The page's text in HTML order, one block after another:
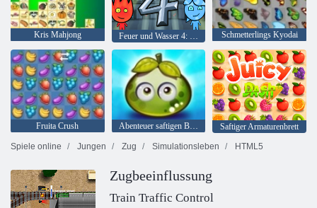
Kris Mahjong Schmetterlings Kyodai
Fruita Crush Abenteuer saftigen Beeren
Saftiger Armaturenbrett
Spiele online
Jungen Zug Simulationsleben HTML5
Zugbeeinflussung
Train Traffic Control